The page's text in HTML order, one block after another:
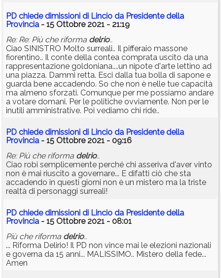
PD chiede dimissioni di Lincio da Presidente della
Provincia - 15 Ottobre 2021 - 21:19
Re: Re: Più che riforma delrio..
Ciao SINISTRO Molto surreali.. Il pifferaio massone
fiorentino.. Il conte della contea comprata uscito da una
rappresentazione goldoniana....un nipote d'arte lettino ad
una piazza. Dammi retta. Esci dalla tua bolla di sapone e
guarda bene accadendo. So che non è nelle tue capacità
ma almeno sforzati. Comunque per me possiamo andare
a votare domani. Per le politiche ovviamente. Non per le
inutili amministrative. Poi vediamo chi ride..
PD chiede dimissioni di Lincio da Presidente della
Provincia - 15 Ottobre 2021 - 09:16
Re: Più che riforma delrio..
Ciao robi semplicemente perché chi asseriva d'aver vinto
non è mai riuscito a governare... E difatti ciò che sta
accadendo in questi giorni non è un mistero ma la triste
realtà di personaggi surreali!
PD chiede dimissioni di Lincio da Presidente della
Provincia - 15 Ottobre 2021 - 08:01
Più che riforma delrio..
... Riforma Delirio! Il PD non vince mai le elezioni nazionali
e governa da 15 anni... MALISSIMO.. Mistero della fede...
Amen